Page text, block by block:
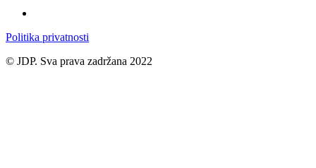
Politika privatnosti
© JDP. Sva prava zadržana 2022